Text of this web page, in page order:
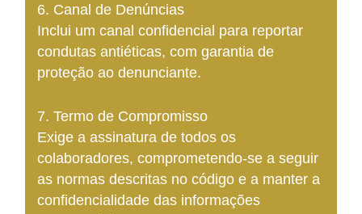
6. Canal de Denúncias
Inclui um canal confidencial para reportar
condutas antiéticas, com garantia de
proteção ao denunciante.
7. Termo de Compromisso
Exige a assinatura de todos os
colaboradores, comprometendo-se a seguir
as normas descritas no código e a manter a
confidencialidade das informações